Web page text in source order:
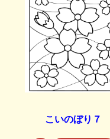
こいのぼり７